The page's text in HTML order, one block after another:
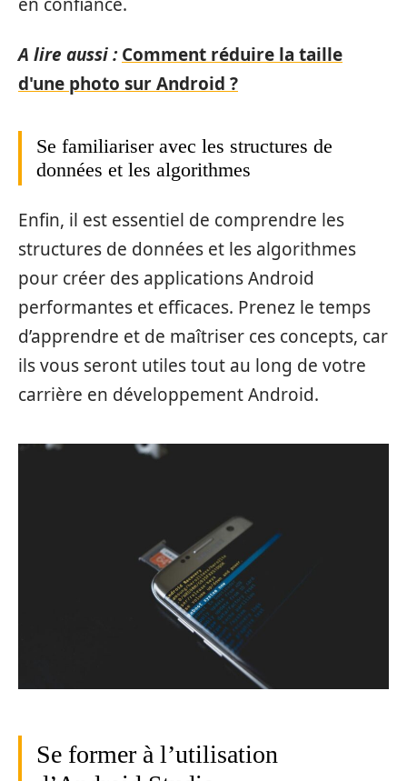
A lire aussi : Comment réduire la taille
d'une photo sur Android ?
Se familiariser avec les structures de
données et les algorithmes
Enfin, il est essentiel de comprendre les
structures de données et les algorithmes
pour créer des applications Android
performantes et efficaces. Prenez le temps
d’apprendre et de maîtriser ces concepts, car
ils vous seront utiles tout au long de votre
carrière en développement Android.
Se former à l’utilisation